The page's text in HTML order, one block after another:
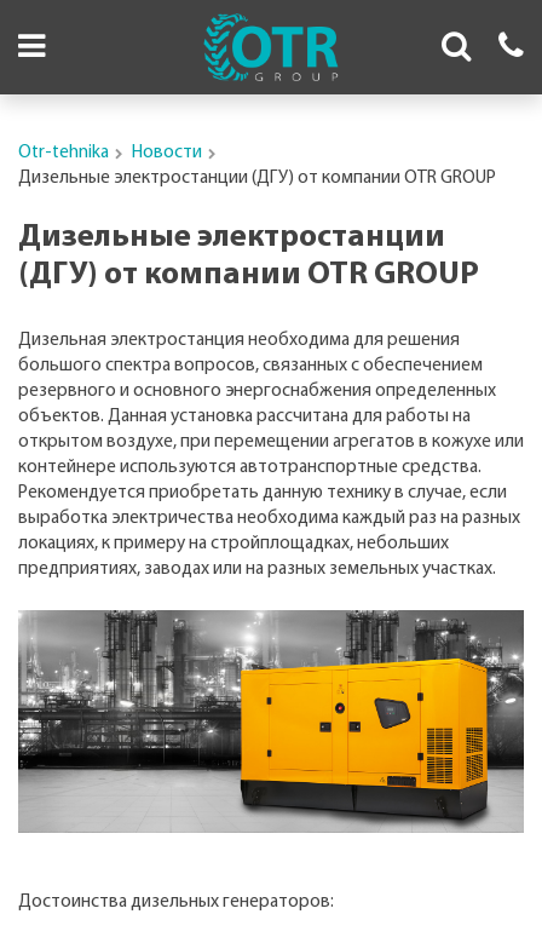
Otr-tehnika
Новости
Дизельные электростанции (ДГУ) от компании OTR GROUP
Дизельные электростанции
(ДГУ) от компании OTR GROUP
Дизельная электростанция необходима для решения
большого спектра вопросов, связанных с обеспечением
резервного и основного энергоснабжения определенных
объектов. Данная установка рассчитана для работы на
открытом воздухе, при перемещении агрегатов в кожухе или
контейнере используются автотранспортные средства.
Рекомендуется приобретать данную технику в случае, если
выработка электричества необходима каждый раз на разных
локациях, к примеру на стройплощадках, небольших
предприятиях, заводах или на разных земельных участках.
Достоинства дизельных генераторов: